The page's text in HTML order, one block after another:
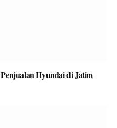
Hyundai di Jatim